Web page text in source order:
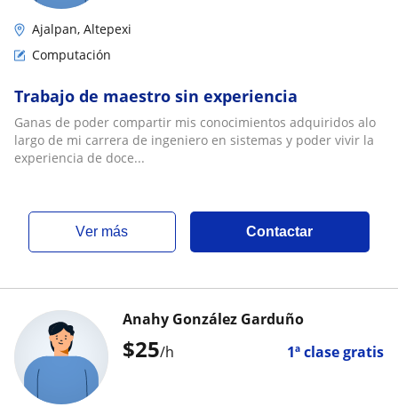
Ajalpan, Altepexi
Computación
Trabajo de maestro sin experiencia
Ganas de poder compartir mis conocimientos adquiridos alo
largo de mi carrera de ingeniero en sistemas y poder vivir la
experiencia de doce...
ver más Contactar
$25/h 1ª clase gratis
Anahy González Garduño